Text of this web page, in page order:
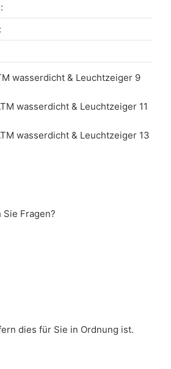
Fragen?
dies für Sie in Ordnung ist.